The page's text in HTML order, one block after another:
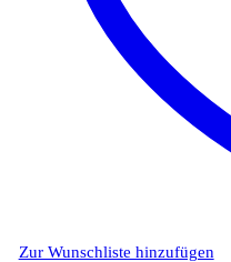
Zur Wunschliste hinzufügen